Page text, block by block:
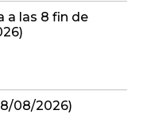
a las 8 fin de
08/2026)